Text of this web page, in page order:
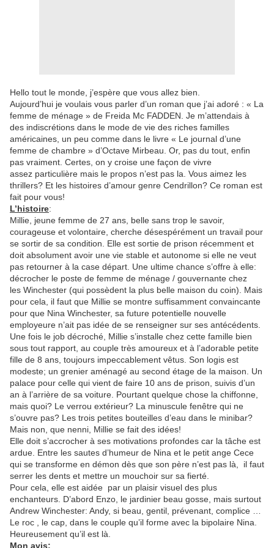
Hello tout le monde, j’espère que vous allez bien.
Aujourd’hui je voulais vous parler d’un roman que j’ai adoré : « La
femme de ménage » de Freida Mc FADDEN. Je m’attendais à
des indiscrétions dans le mode de vie des riches familles
américaines, un peu comme dans le livre « Le journal d’une
femme de chambre » d’Octave Mirbeau. Or, pas du tout, enfin
pas vraiment. Certes, on y croise une façon de vivre
assez particulière mais le propos n’est pas la. Vous aimez les
thrillers? Et les histoires d’amour genre Cendrillon? Ce roman est
fait pour vous!
L’histoire:
Millie, jeune femme de 27 ans, belle sans trop le savoir,
courageuse et volontaire, cherche désespérément un travail pour
se sortir de sa condition. Elle est sortie de prison récemment et
doit absolument avoir une vie stable et autonome si elle ne veut
pas retourner à la case départ. Une ultime chance s’offre à elle:
décrocher le poste de femme de ménage / gouvernante chez
les Winchester (qui possèdent la plus belle maison du coin). Mais
pour cela, il faut que Millie se montre suffisamment convaincante
pour que Nina Winchester, sa future potentielle nouvelle
employeure n’ait pas idée de se renseigner sur ses antécédents.
Une fois le job décroché, Millie s’installe chez cette famille bien
sous tout rapport, au couple très amoureux et à l’adorable petite
fille de 8 ans, toujours impeccablement vêtus. Son logis est
modeste; un grenier aménagé au second étage de la maison. Un
palace pour celle qui vient de faire 10 ans de prison, suivis d’un
an à l’arrière de sa voiture. Pourtant quelque chose la chiffonne,
mais quoi? Le verrou extérieur? La minuscule fenêtre qui ne
s’ouvre pas? Les trois petites bouteilles d’eau dans le minibar?
Mais non, que nenni, Millie se fait des idées!
Elle doit s’accrocher à ses motivations profondes car la tâche est
ardue. Entre les sautes d’humeur de Nina et le petit ange Cece
qui se transforme en démon dès que son père n’est pas là, il faut
serrer les dents et mettre un mouchoir sur sa fierté.
Pour cela, elle est aidée par un plaisir visuel des plus
enchanteurs. D’abord Enzo, le jardinier beau gosse, mais surtout
Andrew Winchester: Andy, si beau, gentil, prévenant, complice …
Le roc , le cap, dans le couple qu’il forme avec la bipolaire Nina.
Heureusement qu’il est là.
Mon avis: